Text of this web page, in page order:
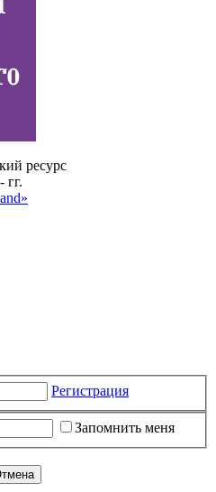
ресурс
гг.
Регистрация
Запомнить меня